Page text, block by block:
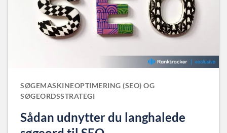
SØGEMASKINEOPTIMERING (SEO) OG
SØGEORDSSTRATEGI
Sådan udnytter du langhalede